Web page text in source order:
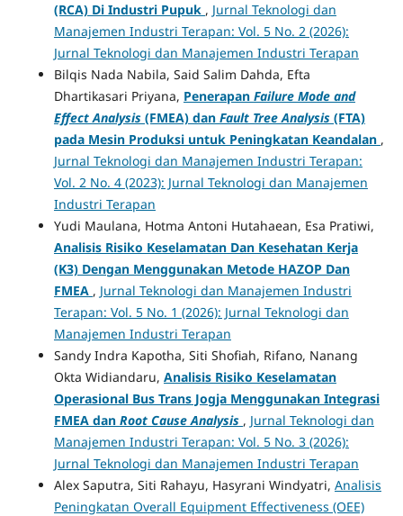
(RCA) Di Industri Pupuk , Jurnal Teknologi dan
Manajemen Industri Terapan: Vol. 5 No. 2 (2026):
Jurnal Teknologi dan Manajemen Industri Terapan
Bilqis Nada Nabila, Said Salim Dahda, Efta
Dhartikasari Priyana, Penerapan Failure Mode and
Effect Analysis (FMEA) dan Fault Tree Analysis (FTA)
pada Mesin Produksi untuk Peningkatan Keandalan ,
Jurnal Teknologi dan Manajemen Industri Terapan:
Vol. 2 No. 4 (2023): Jurnal Teknologi dan Manajemen
Industri Terapan
Yudi Maulana, Hotma Antoni Hutahaean, Esa Pratiwi,
Analisis Risiko Keselamatan Dan Kesehatan Kerja
(K3) Dengan Menggunakan Metode HAZOP Dan
FMEA , Jurnal Teknologi dan Manajemen Industri
Terapan: Vol. 5 No. 1 (2026): Jurnal Teknologi dan
Manajemen Industri Terapan
Sandy Indra Kapotha, Siti Shofiah, Rifano, Nanang
Okta Widiandaru, Analisis Risiko Keselamatan
Operasional Bus Trans Jogja Menggunakan Integrasi
FMEA dan Root Cause Analysis , Jurnal Teknologi dan
Manajemen Industri Terapan: Vol. 5 No. 3 (2026):
Jurnal Teknologi dan Manajemen Industri Terapan
Alex Saputra, Siti Rahayu, Hasyrani Windyatri, Analisis
Peningkatan Overall Equipment Effectiveness (OEE)